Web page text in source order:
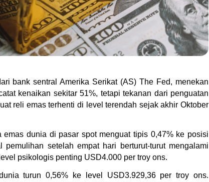
bank sentral Amerika Serikat (AS) The Fed, menekan
kenaikan sekitar 51%, tetapi tekanan dari penguatan
reli emas terhenti di level terendah sejak akhir Oktober
dunia di pasar spot menguat tipis 0,47% ke posisi
setelah empat hari berturut-turut mengalami
psikologis penting USD4.000 per troy ons.
turun 0,56% ke level USD3.929,36 per troy ons.